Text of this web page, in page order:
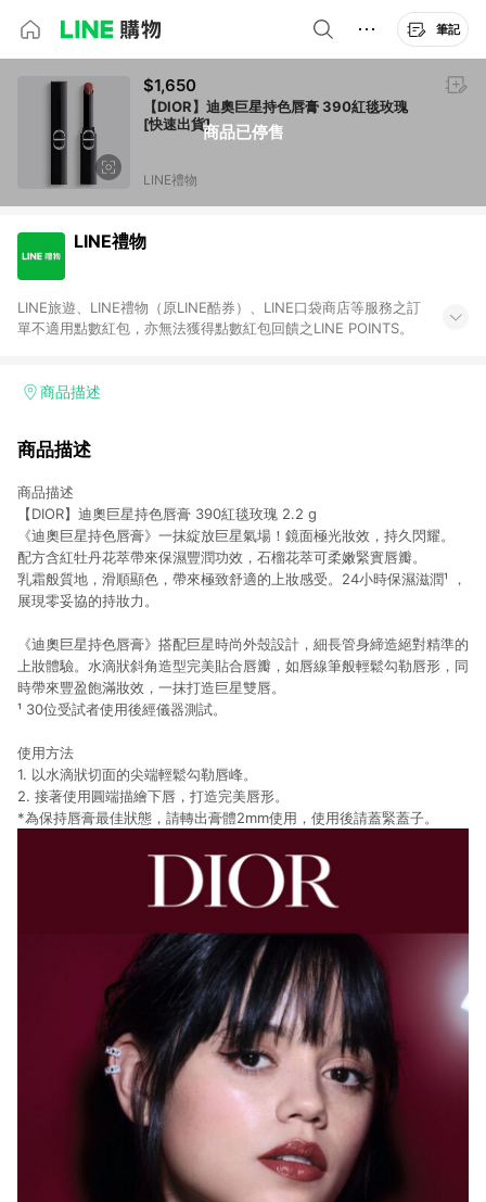
筆記
商品已停售
$1,650
【DIOR】迪奧巨星持色唇膏 390紅毯玫瑰
[快速出貨]
LINE禮物
LINE禮物
LINE旅遊、LINE禮物（原LINE酷券）、LINE口袋商店等服務之訂
單不適用點數紅包，亦無法獲得點數紅包回饋之LINE POINTS。
商品描述
商品描述
商品描述
【DIOR】迪奧巨星持色唇膏 390紅毯玫瑰 2.2 g
《迪奧巨星持色唇膏》一抹綻放巨星氣場！鏡面極光妝效，持久閃耀。
配方含紅牡丹花萃帶來保濕豐潤功效，石榴花萃可柔嫩緊實唇瓣。
乳霜般質地，滑順顯色，帶來極致舒適的上妝感受。24小時保濕滋潤¹ ，
展現零妥協的持妝力。
《迪奧巨星持色唇膏》搭配巨星時尚外殼設計，細長管身締造絕對精準的
上妝體驗。水滴狀斜角造型完美貼合唇瓣，如唇線筆般輕鬆勾勒唇形，同
時帶來豐盈飽滿妝效，一抹打造巨星雙唇。
¹ 30位受試者使用後經儀器測試。
使用方法
1. 以水滴狀切面的尖端輕鬆勾勒唇峰。
2. 接著使用圓端描繪下唇，打造完美唇形。
*為保持唇膏最佳狀態，請轉出膏體2mm使用，使用後請蓋緊蓋子。